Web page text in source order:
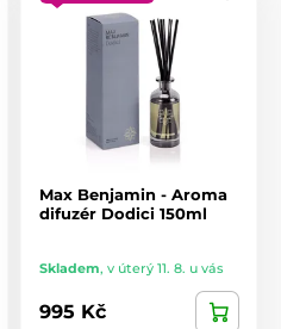
Max Benjamin - Aroma
difuzér Dodici 150ml
Skladem, v úterý 11. 8. u vás
995 Kč